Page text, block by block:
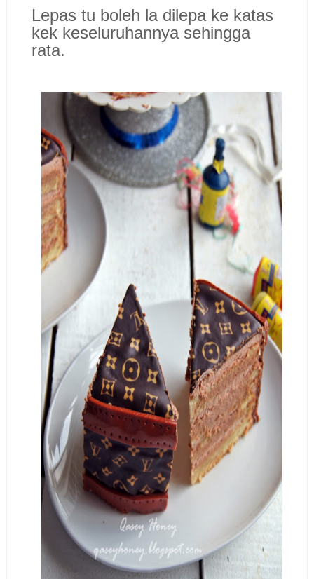
Lepas tu boleh la dilepa ke katas
kek keseluruhannya sehingga
rata.